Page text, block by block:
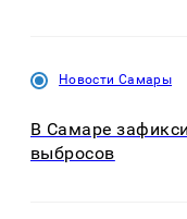
Новости Самары
В Самаре
выбросов